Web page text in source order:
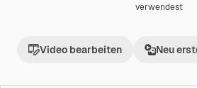
verwendest
Video bearbeiten Neu